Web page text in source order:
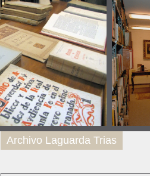
Archivo Laguarda Trias